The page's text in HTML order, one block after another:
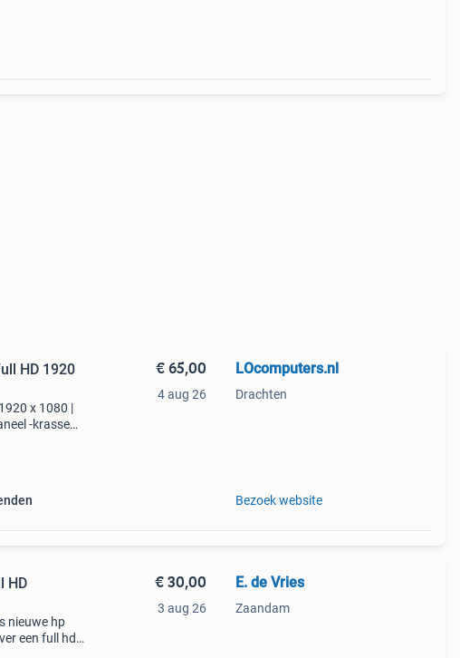
HD 1920
x 1080 |
-krassen
€ 65,00
4 aug 26
LOcomputers.nl
Drachten
Bezoek website
HD
nieuwe hp
een full hd
€ 30,00
3 aug 26
E. de Vries
Zaandam